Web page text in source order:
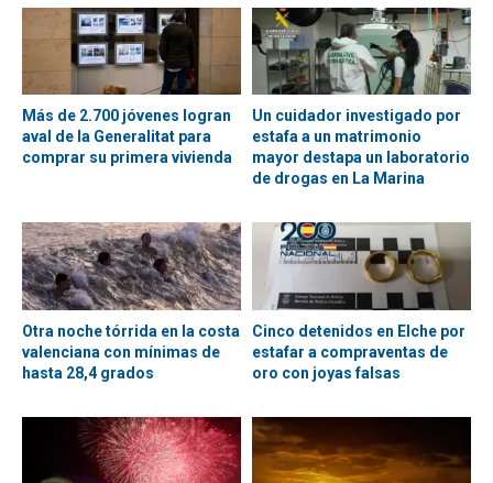
Más de 2.700 jóvenes logran
aval de la Generalitat para
comprar su primera vivienda
Un cuidador investigado por
estafa a un matrimonio
mayor destapa un laboratorio
de drogas en La Marina
Otra noche tórrida en la costa
valenciana con mínimas de
hasta 28,4 grados
Cinco detenidos en Elche por
estafar a compraventas de
oro con joyas falsas